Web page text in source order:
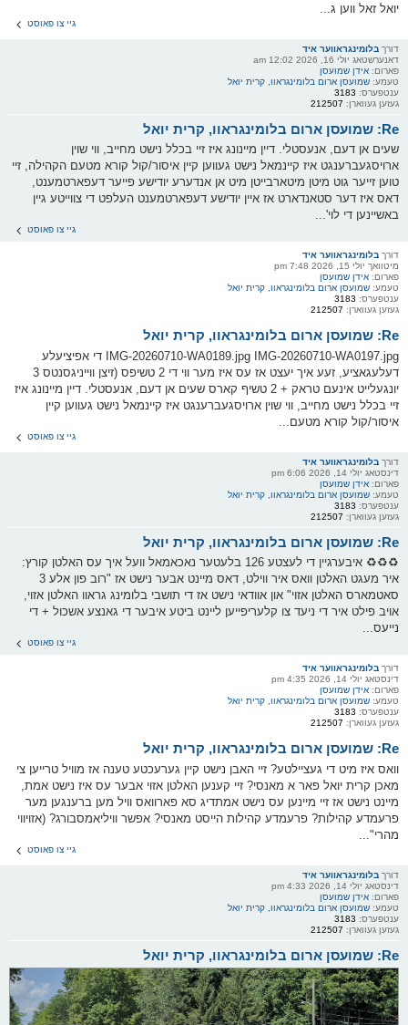
יואל זאל ווען ג...
גיי צו פאוסט
דורך בלומינגראווער איד
דאנערשטאג יולי 16, 2026 12:02 am
פארום: אידן שמועסן
טעמע: שמועסן ארום בלומינגראוו, קרית יואל
ענטפערס: 3183
געזען געווארן: 212507
Re: שמועסן ארום בלומינגראוו, קרית יואל
שעים אן דעם, אנעסטלי. דיין מיינונג איז זיי בכלל נישט מחייב, ווי שוין
ארויסגעברענגט איז קיינמאל נישט געווען קיין איסור/קול קורא מטעם הקהילה, זיי
טוען זייער גוט מיטן מיטארבייטן מיט אן אנדערע יודישע פייער דעפארטמענט,
דאס איז דער סטאנדארט אז איין יודישע דעפארטמענט העלפט די צווייטע גיין
באשיינען די לוי'...
גיי צו פאוסט
דורך בלומינגראווער איד
מיטוואך יולי 15, 2026 7:48 pm
פארום: אידן שמועסן
טעמע: שמועסן ארום בלומינגראוו, קרית יואל
ענטפערס: 3183
געזען געווארן: 212507
Re: שמועסן ארום בלומינגראוו, קרית יואל
IMG-20260710-WA0189.jpg IMG-20260710-WA0197.jpg די אפיציעלע
דעלעגאציע, זעע איך יעצט אז עס איז מער ווי די 2 טשיפס (זיצן ווייניגסנטס 3
יונגעלייט אינעם טראק + 2 טשיף קארס שעים אן דעם, אנעסטלי. דיין מיינונג איז
זיי בכלל נישט מחייב, ווי שוין ארויסגעברענגט איז קיינמאל נישט געווען קיין
איסור/קול קורא מטעם...
גיי צו פאוסט
דורך בלומינגראווער איד
דינסטאג יולי 14, 2026 6:06 pm
פארום: אידן שמועסן
טעמע: שמועסן ארום בלומינגראוו, קרית יואל
ענטפערס: 3183
געזען געווארן: 212507
Re: שמועסן ארום בלומינגראוו, קרית יואל
♻️♻️♻️ איבערגיין די לעצטע 126 בלעטער נאכאמאל וועל איך עס האלטן קורץ:
איר מעגט האלטן וואס איר ווילט, דאס מיינט אבער נישט אז "רוב פון אלע 3
סאטמארס האלטן אזוי" און אוודאי נישט אז די תושבי בלומינג גראוו האלטן אזוי,
אויב פילט איר די ניעד צו קלעריפייען ליינט ביטע איבער די גאנצע אשכול + די
נייעס...
גיי צו פאוסט
דורך בלומינגראווער איד
דינסטאג יולי 14, 2026 4:35 pm
פארום: אידן שמועסן
טעמע: שמועסן ארום בלומינגראוו, קרית יואל
ענטפערס: 3183
געזען געווארן: 212507
Re: שמועסן ארום בלומינגראוו, קרית יואל
וואס איז מיט די געציילטע? זיי האבן נישט קיין גערעכטע טענה אז מוויל טרייען צי
מאכן קרית יואל פאר א מאנסי? זיי קענען האלטן אזוי אבער עס איז נישט אמת,
מיינט נישט אז זיי מיינען עס נישט אמתדיג סא פארוואס וויל מען ברענגען מער
פרעמדע קהילות? פרעמדע קהילות הייסט מאנסי? אפשר וויליאמסבורג? (אזויווי
מהרי"...
גיי צו פאוסט
דורך בלומינגראווער איד
דינסטאג יולי 14, 2026 4:33 pm
פארום: אידן שמועסן
טעמע: שמועסן ארום בלומינגראוו, קרית יואל
ענטפערס: 3183
געזען געווארן: 212507
Re: שמועסן ארום בלומינגראוו, קרית יואל